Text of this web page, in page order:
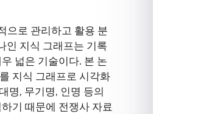
으로 관리하고 활용 분
인 지식 그래프는 기록
넓은 기술이다. 본 논
지식 그래프로 시각화
명, 무기명, 인명 등의
기 때문에 전쟁사 자료